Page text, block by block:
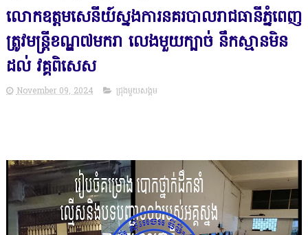
លោកឧត្តមសេនីយ៍ស្នងការនគរបាលរាជធានីភ្នំពេញ
ត្រូវមន្ត្រីខណ្ឌ៧មករា លេងមួយក្បាច់ នឹកស្មានមិន
ដល់ វគ្គពិសេស
November 09, 2024 ជ្រុងមួយសង្គម